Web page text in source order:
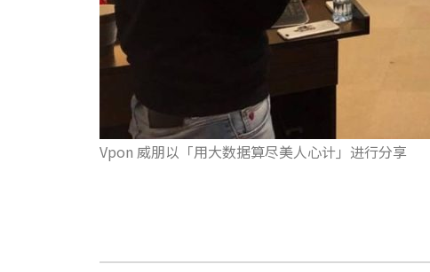
Vpon 威朋以「用大数据算尽美人心计」进行分享